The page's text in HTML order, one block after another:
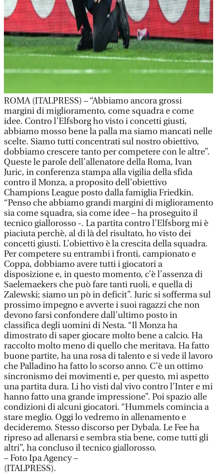
ROMA (ITALPRESS) – “Abbiamo ancora grossi
margini di miglioramento, come squadra e come
idee. Contro l’Elfsborg ho visto i concetti giusti,
abbiamo mosso bene la palla ma siamo mancati nelle
scelte. Siamo tutti concentrati sul nostro obiettivo,
dobbiamo crescere tanto per competere con le altre”.
Queste le parole dell’allenatore della Roma, Ivan
Juric, in conferenza stampa alla vigilia della sfida
contro il Monza, a proposito dell’obiettivo
Champions League posto dalla famiglia Friedkin.
“Penso che abbiamo grandi margini di miglioramento
sia come squadra, sia come idee – ha proseguito il
tecnico giallorosso -. La partita contro l’Elfsborg mi è
piaciuta perchè, al di là del risultato, ho visto dei
concetti giusti. L’obiettivo è la crescita della squadra.
Per competere su entrambi i fronti, campionato e
Coppa, dobbiamo avere tutti i giocatori a
disposizione e, in questo momento, c’è l’assenza di
Saelemaekers che può fare tanti ruoli, e quella di
Zalewski; siamo un pò in deficit”. Juric si sofferma sul
prossimo impegno e avverte i suoi ragazzi che non
devono farsi confondere dall’ultimo posto in
classifica degli uomini di Nesta. “Il Monza ha
dimostrato di saper giocare molto bene a calcio. Ha
raccolto molto meno di quello che meritava. Ha fatto
buone partite, ha una rosa di talento e si vede il lavoro
che Palladino ha fatto lo scorso anno. C’è un ottimo
sincronismo dei movimenti e, per questo, mi aspetto
una partita dura. Li ho visti dal vivo contro l’Inter e mi
hanno fatto una grande impressione”. Poi spazio alle
condizioni di alcuni giocatori. “Hummels comincia a
stare meglio. Oggi lo vedremo in allenamento e
decideremo. Stesso discorso per Dybala. Le Fee ha
ripreso ad allenarsi e sembra stia bene, come tutti gli
altri”, ha concluso il tecnico giallorosso.
– Foto Ipa Agency –
(ITALPRESS).